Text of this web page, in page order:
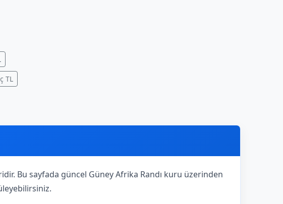
TL
Bu sayfada güncel Güney Afrika Randı kuru üzerinden